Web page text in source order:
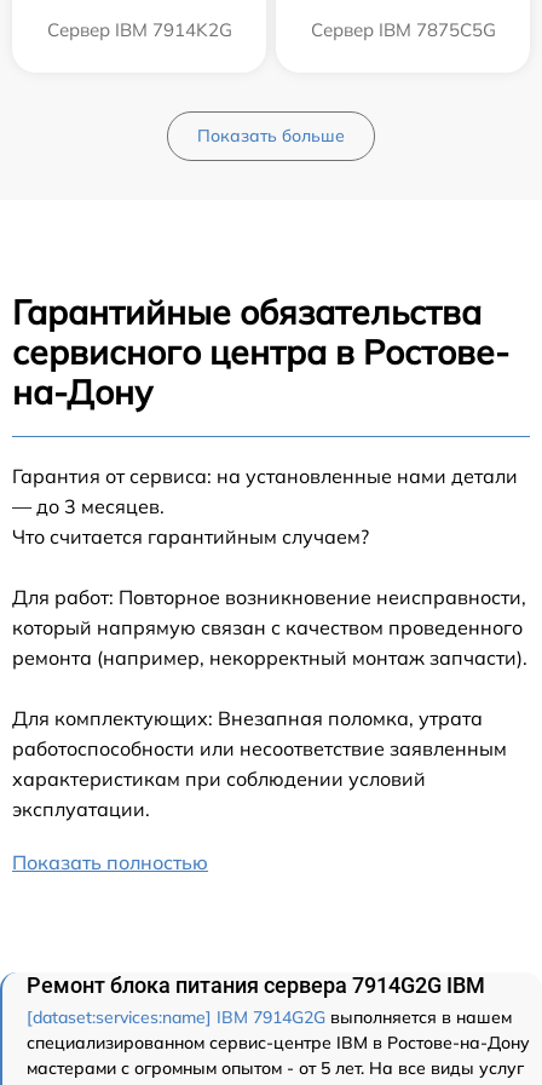
Сервер IBM 7914K2G Сервер IBM 7875C5G
Показать больше
Гарантийные обязательства
сервисного центра в Ростове-
на-Дону
Гарантия от сервиса: на установленные нами детали
— до 3 месяцев.
Что считается гарантийным случаем?
Для работ: Повторное возникновение неисправности,
который напрямую связан с качеством проведенного
ремонта (например, некорректный монтаж запчасти).
Для комплектующих: Внезапная поломка, утрата
работоспособности или несоответствие заявленным
характеристикам при соблюдении условий
эксплуатации.
Показать полностью
Ремонт блока питания сервера 7914G2G IBM
[dataset:services:name] IBM 7914G2G выполняется в нашем
специализированном сервис-центре IBM в Ростове-на-Дону
мастерами с огромным опытом - от 5 лет. На все виды услуг